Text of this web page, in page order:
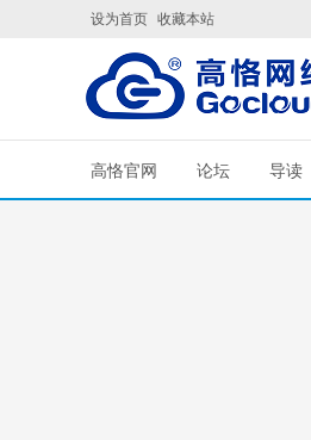
设为首页 收藏本站
高恪官网 论坛 导读